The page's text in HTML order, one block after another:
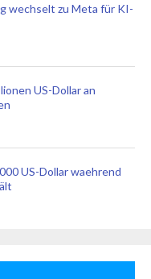
wechselt zu Meta für KI-
US-Dollar an
US-Dollar waehrend